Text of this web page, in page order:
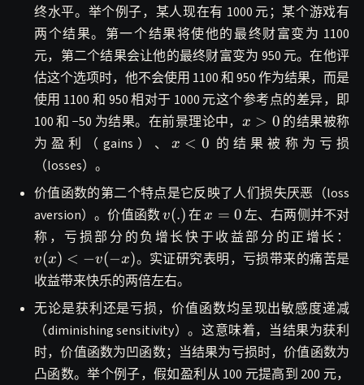
终水平。举个例子，某人现在有 1000 元；某个游戏有
两个结果。第一个结果将使他的最终财富变为 1100
元，第二个结果会让他的最终财富变为 950 元。在他评
估这个选项时，他不会使用 1100 和 950 作为结果，而是
使用 1100 和 950 相对于 1000 元这个参考点的差异，即
100 和 −50 为结果。在前景理论中， x>0
x > 0 的结果被称
为盈利（gains）、x<0
x < 0 的结果被称为亏损
（losses）。
价值函数的第二个特点是它反映了人们损失厌恶（loss
aversion）。价值函数v(.)
v(.)在x=0
x = 0左、右两侧并不对
称，亏损部分的负增长快于收益部分的正增长：
v(x) < −v(−x)。实证研究表明，亏损带来的痛苦是
收益带来快乐的两倍左右。
无论是获利还是亏损，价值函数均呈现出敏感度递减
（diminishing sensitivity）。这意味着，当结果为获利
时，价值函数为凹函数；当结果为亏损时，价值函数为
凸函数。举个例子，假如盈利从 100 元提高到 200 元，